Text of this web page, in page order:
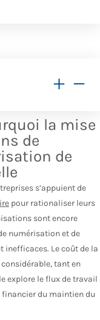
la mise
de
de
s’appuient de
pour rationaliser leurs
sont encore
numérisation et de
Le coût de la
tant en
explore le flux de travail
financier du maintien du